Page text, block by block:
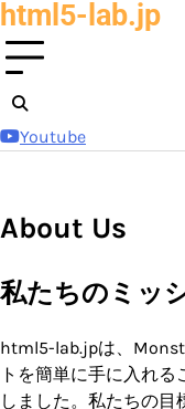
Skip
to
content
html5-lab.jp
Youtube
About Us
私たちのミッ
html5-lab.jpは、
トを簡単に手に入れ
しました。私たちの